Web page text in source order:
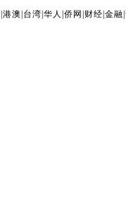
|港澳 台湾 |华人 |侨网 财经 |金融 |